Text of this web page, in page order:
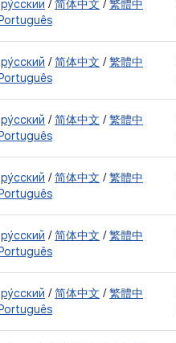
ру́сский /简体中文 /繁體中
ру́сский /简体中文 /繁體中
ру́сский /简体中文 /繁體中
ру́сский /简体中文 /繁體中
ру́сский /简体中文 /繁體中
ру́сский /简体中文 /繁體中